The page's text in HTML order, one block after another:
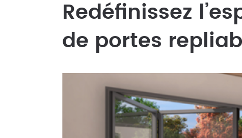
Innovation
Support
Baies
Fenêtres
Portes
Offre
Redéfinissez
de portes